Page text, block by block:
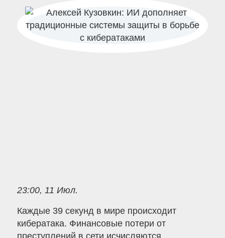
23:00, 11 Июл.
Каждые 39 секунд в мире происходит
кибератака. Финансовые потери от